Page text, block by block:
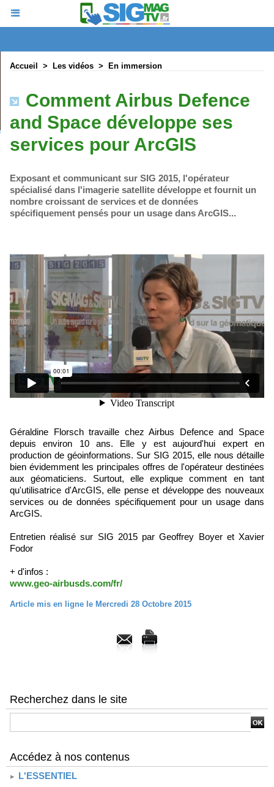
Accueil > Les vidéos > En immersion
Comment Airbus Defence
and Space développe ses
services pour ArcGIS
Exposant et communicant sur SIG 2015, l'opérateur
spécialisé dans l'imagerie satellite développe et fournit un
nombre croissant de services et de données
spécifiquement pensés pour un usage dans ArcGIS...
Géraldine Florsch travaille chez Airbus Defence and Space
depuis environ 10 ans. Elle y est aujourd'hui expert en
production de géoinformations. Sur SIG 2015, elle nous détaille
bien évidemment les principales offres de l'opérateur destinées
aux géomaticiens. Surtout, elle explique comment en tant
qu'utilisatrice d'ArcGIS, elle pense et développe des nouveaux
services ou de données spécifiquement pour un usage dans
ArcGIS.
Entretien réalisé sur SIG 2015 par Geoffrey Boyer et Xavier
Fodor
+ d'infos :
www.geo-airbusds.com/fr/
Article mis en ligne le Mercredi 28 Octobre 2015
Recherchez dans le site
Accédez à nos contenus
L'ESSENTIEL